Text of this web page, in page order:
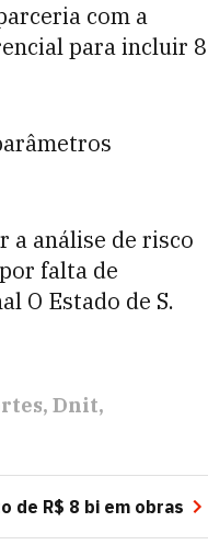
com a
para incluir 8
a análise de risco
falta de
O Estado de S.
Dnit
de R$ 8 bi em obras